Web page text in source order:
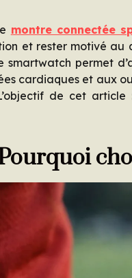
montre connectée
et rester motivé au
smartwatch permet
cardiaques et aux
de cet